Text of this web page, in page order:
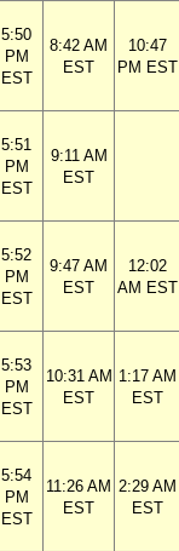
5:50
PM
EST
8:42 AM
EST
10:47
PM EST
5:51
PM
EST
9:11 AM
EST
5:52
PM
EST
9:47 AM
EST
12:02
AM EST
5:53
PM
EST
10:31 AM
EST
1:17 AM
EST
5:54
PM
EST
11:26 AM
EST
2:29 AM
EST